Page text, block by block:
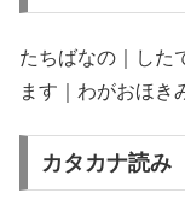
たちばなの｜した
ます｜わがおほき
カタカナ読み